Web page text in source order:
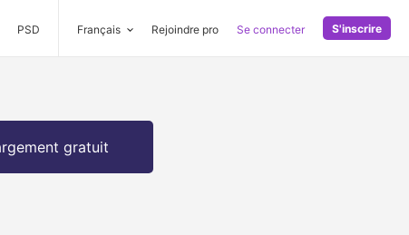
PSD Français Rejoindre pro Se connecter S'inscrire
gratuit